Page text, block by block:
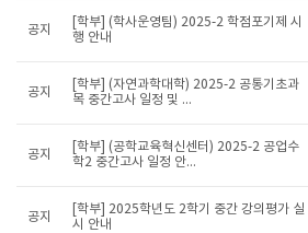
공지
[학부] (학사운영팀) 2025-2 학점포기제 시
행 안내
공지
[학부] (자연과학대학) 2025-2 공통기초과
목 중간고사 일정 및 ...
공지
[학부] (공학교육혁신센터) 2025-2 공업수
학2 중간고사 일정 안...
공지
[학부] 2025학년도 2학기 중간 강의평가 실
시 안내